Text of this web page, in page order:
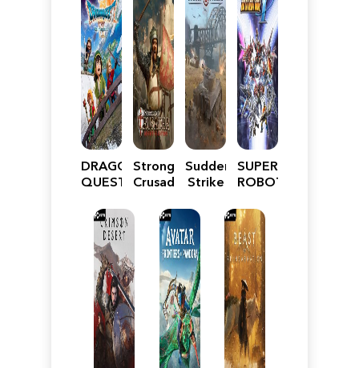
DRAGON
QUEST
Reimagined
Stronghold
Crusader:
Edition
Sudden
Strike
SUPER
ROBOT
Y